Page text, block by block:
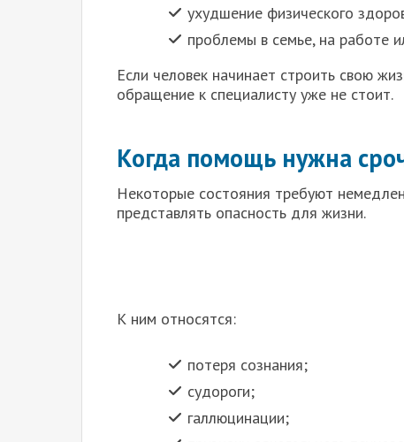
ухудшение физического
проблемы в семье, на работе
Если человек начинает строить свою
обращение к специалисту уже не стоит.
Когда помощь нужна
Некоторые состояния требуют
представлять опасность для жизни.
К ним относятся:
потеря сознания;
судороги;
галлюцинации;